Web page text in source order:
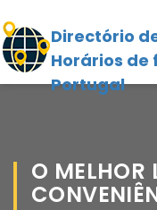
Directório
Horários
Portugal
O MELHOR